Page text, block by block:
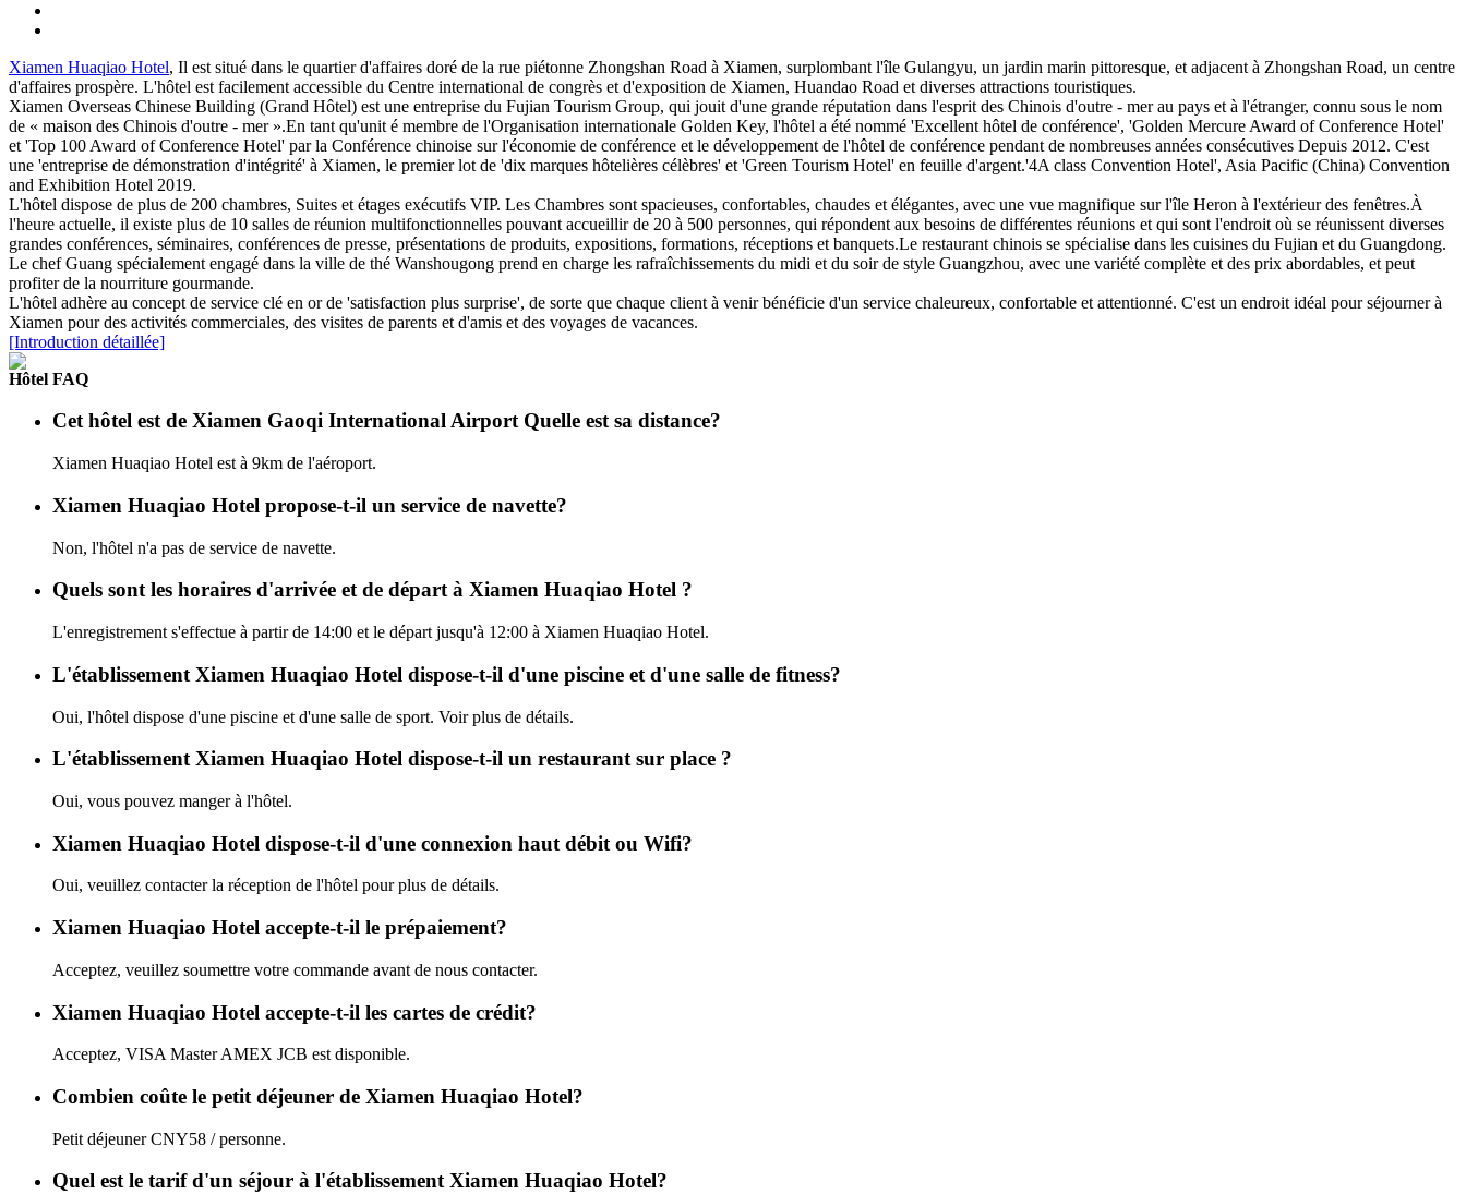
Xiamen Huaqiao Hotel, Il est situé dans le quartier d'affaires doré de la rue piétonne Zhongshan Road à Xiamen, surplombant l'île Gulangyu, un jardin marin pittoresque, et adjacent à Zhongshan Road, un centre
d'affaires prospère. L'hôtel est facilement accessible du Centre international de congrès et d'exposition de Xiamen, Huandao Road et diverses attractions touristiques.
Xiamen Overseas Chinese Building (Grand Hôtel) est une entreprise du Fujian Tourism Group, qui jouit d'une grande réputation dans l'esprit des Chinois d'outre - mer au pays et à l'étranger, connu sous le nom
de « maison des Chinois d'outre - mer ».En tant qu'unit é membre de l'Organisation internationale Golden Key, l'hôtel a été nommé 'Excellent hôtel de conférence', 'Golden Mercure Award of Conference Hotel'
et 'Top 100 Award of Conference Hotel' par la Conférence chinoise sur l'économie de conférence et le développement de l'hôtel de conférence pendant de nombreuses années consécutives Depuis 2012. C'est
une 'entreprise de démonstration d'intégrité' à Xiamen, le premier lot de 'dix marques hôtelières célèbres' et 'Green Tourism Hotel' en feuille d'argent.'4A class Convention Hotel', Asia Pacific (China) Convention
and Exhibition Hotel 2019.
L'hôtel dispose de plus de 200 chambres, Suites et étages exécutifs VIP. Les Chambres sont spacieuses, confortables, chaudes et élégantes, avec une vue magnifique sur l'île Heron à l'extérieur des fenêtres.À
l'heure actuelle, il existe plus de 10 salles de réunion multifonctionnelles pouvant accueillir de 20 à 500 personnes, qui répondent aux besoins de différentes réunions et qui sont l'endroit où se réunissent diverses
grandes conférences, séminaires, conférences de presse, présentations de produits, expositions, formations, réceptions et banquets.Le restaurant chinois se spécialise dans les cuisines du Fujian et du Guangdong.
Le chef Guang spécialement engagé dans la ville de thé Wanshougong prend en charge les rafraîchissements du midi et du soir de style Guangzhou, avec une variété complète et des prix abordables, et peut
profiter de la nourriture gourmande.
L'hôtel adhère au concept de service clé en or de 'satisfaction plus surprise', de sorte que chaque client à venir bénéficie d'un service chaleureux, confortable et attentionné. C'est un endroit idéal pour séjourner à
Xiamen pour des activités commerciales, des visites de parents et d'amis et des voyages de vacances.
[Introduction détaillée]
Hôtel FAQ
Cet hôtel est de Xiamen Gaoqi International Airport Quelle est sa distance?
Xiamen Huaqiao Hotel est à 9km de l'aéroport.
Xiamen Huaqiao Hotel propose-t-il un service de navette?
Non, l'hôtel n'a pas de service de navette.
Quels sont les horaires d'arrivée et de départ à Xiamen Huaqiao Hotel ?
L'enregistrement s'effectue à partir de 14:00 et le départ jusqu'à 12:00 à Xiamen Huaqiao Hotel.
L'établissement Xiamen Huaqiao Hotel dispose-t-il d'une piscine et d'une salle de fitness?
Oui, l'hôtel dispose d'une piscine et d'une salle de sport. Voir plus de détails.
L'établissement Xiamen Huaqiao Hotel dispose-t-il un restaurant sur place ?
Oui, vous pouvez manger à l'hôtel.
Xiamen Huaqiao Hotel dispose-t-il d'une connexion haut débit ou Wifi?
Oui, veuillez contacter la réception de l'hôtel pour plus de détails.
Xiamen Huaqiao Hotel accepte-t-il le prépaiement?
Acceptez, veuillez soumettre votre commande avant de nous contacter.
Xiamen Huaqiao Hotel accepte-t-il les cartes de crédit?
Acceptez, VISA Master AMEX JCB est disponible.
Combien coûte le petit déjeuner de Xiamen Huaqiao Hotel?
Petit déjeuner CNY58 / personne.
Quel est le tarif d'un séjour à l'établissement Xiamen Huaqiao Hotel?